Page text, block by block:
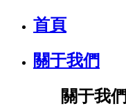
首頁
關于我們
關于我們